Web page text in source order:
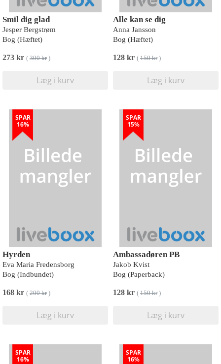
Smil dig glad
Jesper Bergstrøm
Bog (Hæftet)
273 kr ( 300 kr)
Læg i kurv
Alle kan se dig
Anna Jansson
Bog (Hæftet)
128 kr ( 150 kr)
Læg i kurv
SPAR
16%
Hyrden
Eva Maria Fredensborg
Bog (Indbundet)
168 kr ( 200 kr)
Læg i kurv
SPAR
15%
Ambassadøren PB
Jakob Kvist
Bog (Paperback)
128 kr ( 150 kr)
Læg i kurv
SPAR
16%
SPAR
16%